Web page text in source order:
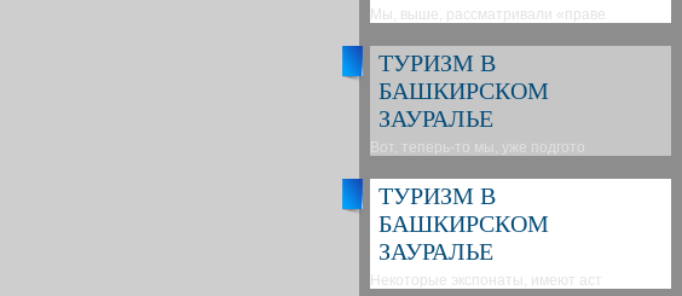
Мы, выше, рассматривали «праве
ТУРИЗМ В
БАШКИРСКОМ
ЗАУРАЛЬЕ
Вот, теперь-то мы, уже подгото
ТУРИЗМ В
БАШКИРСКОМ
ЗАУРАЛЬЕ
Некоторые экспонаты, имеют аст